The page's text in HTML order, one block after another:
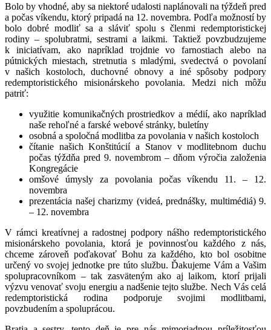
Bolo by vhodné, aby sa niektoré udalosti naplánovali na týždeň pred
a počas víkendu, ktorý pripadá na 12. novembra. Podľa možností by
bolo dobré modliť sa a sláviť spolu s členmi redemptoristickej
rodiny – spolubratmi, sestrami a laikmi. Taktiež povzbudzujeme
k iniciatívam, ako napríklad trojdnie vo farnostiach alebo na
pútnických miestach, stretnutia s mladými, svedectvá o povolaní
v našich kostoloch, duchovné obnovy a iné spôsoby podpory
redemptoristického misionárskeho povolania. Medzi nich môžu
patriť:
využitie komunikačných prostriedkov a médií, ako napríklad
naše rehoľné a farské webové stránky, buletíny
osobná a spoločná modlitba za povolania v našich kostoloch
čítanie našich Konštitúcií a Stanov v modlitebnom duchu
počas týždňa pred 9. novembrom – dňom výročia založenia
Kongregácie
omšové úmysly za povolania počas víkendu 11. – 12.
novembra
prezentácia našej charizmy (videá, prednášky, multimédiá) 9.
– 12. novembra
V rámci kreatívnej a radostnej podpory nášho redemptoristického
misionárskeho povolania, ktorá je povinnosťou každého z nás,
chceme zároveň poďakovať Bohu za každého, kto bol osobitne
určený vo svojej jednotke pre túto službu. Ďakujeme Vám a Vašim
spolupracovníkom – tak zasväteným ako aj laikom, ktorí prijali
výzvu venovať svoju energiu a nadšenie tejto službe. Nech Vás celá
redemptoristická rodina podporuje svojimi modlitbami,
povzbudením a spoluprácou.